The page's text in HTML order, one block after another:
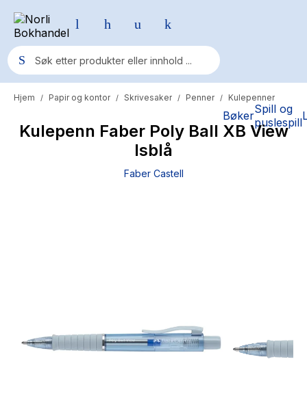
BøkerSpill og
puslespill
Populære søk
Pokemon
Fury Bound - Sable Sorensen
Hjem / Papir og kontor / Skrivesaker / Penner / Kulepenner
Kulepenn Faber Poly Ball XB View
Isblå
Faber Castell